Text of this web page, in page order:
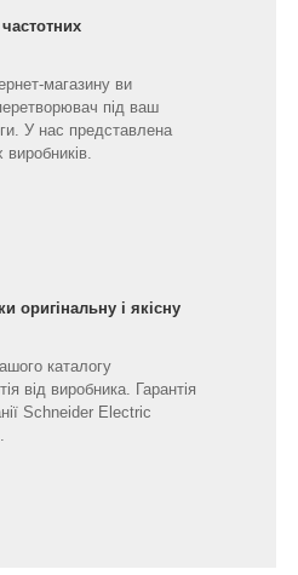
магазину ви
під ваш
У нас представлена
виробників.
оригінальну і якісну
каталогу
від виробника. Гарантія
Schneider Electric